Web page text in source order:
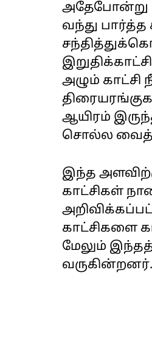
அதேபோன்று
வந்து பார்த்த
அழும் காட்சி
ஆயிரம்
சொல்ல
இந்த
காட்சிகள்
காட்சிகளை
மேலும்
வருகின்றனர்.